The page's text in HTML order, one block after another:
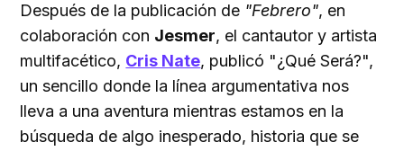
Después de la publicación de "Febrero", en
colaboración con Jesmer, el cantautor y artista
multifacético, Cris Nate, publicó "¿Qué Será?",
un sencillo donde la línea argumentativa nos
lleva a una aventura mientras estamos en la
búsqueda de algo inesperado, historia que se